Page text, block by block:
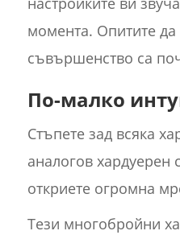
момента. Опитите да
съвършенство са
По-малко
Стъпете зад всяка
аналогов хардуерен
откриете огромна
Тези многобройни